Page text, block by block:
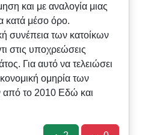
και με αναλογία μιας
κατά μέσο όρο.
συνέπεια των κατοίκων
στις υποχρεώσεις
Για αυτό να τελειώσει
ομηρία των
από το 2010 Εδώ και